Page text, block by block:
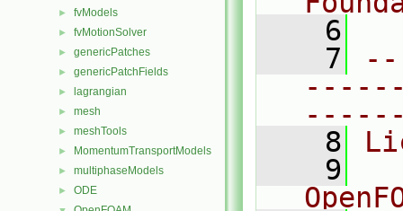
► fvModels
► fvMotionSolver
► genericPatches
► genericPatchFields
► lagrangian
► mesh
► meshTools
► MomentumTransportModels
► multiphaseModels
► ODE
    6
    7
    8
    9